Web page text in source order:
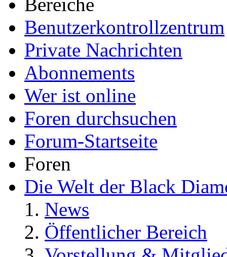
Benutzerkontrollzentrum
Private Nachrichten
Abonnements
Wer ist online
Foren durchsuchen
Forum-Startseite
Foren
Die Welt der Black
News
Öffentlicher Bereich